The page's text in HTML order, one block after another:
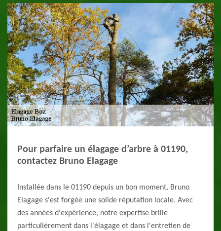
Pour parfaire un élagage d’arbre à 01190,
contactez Bruno Elagage
Installée dans le 01190 depuis un bon moment, Bruno
Elagage s'est forgée une solide réputation locale. Avec
des années d'expérience, notre expertise brille
particulièrement dans l'élagage et dans l'entretien de